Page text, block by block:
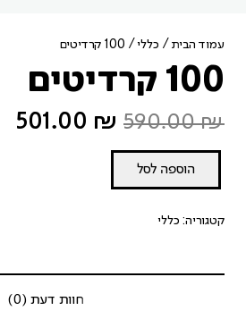
עמוד הבית / כללי / 100 קרדיטים
100 קרדיטים
590.00₪
501.00 ₪
הוספה לסל
קטגוריה: כללי
חוות דעת (0)